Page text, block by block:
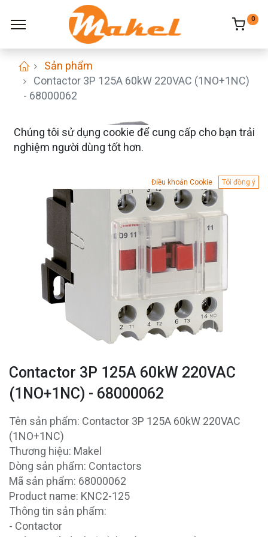
0
Sản phẩm
Contactor 3P 125A 60kW 220VAC (1NO+1NC)
- 68000062
Contactor 3P 125A 60kW 220VAC
(1NO+1NC) - 68000062
Tên sản phẩm: Contactor 3P 125A 60kW 220VAC
(1NO+1NC)
Thương hiệu: Makel
Dòng sản phẩm: Contactors
Mã sản phẩm: 68000062
Product name: KNC2-125
Thông tin sản phẩm:
- Contactor
Chúng tôi sử dụng cookie để cung cấp cho bạn trải
nghiệm người dùng tốt hơn.
Điều khoản Cookie Tôi đồng ý